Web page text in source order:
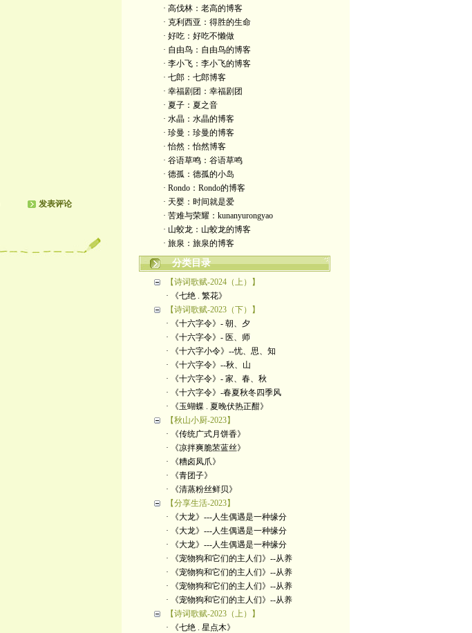
发表评论
· 高伐林：老高的博客
· 克利西亚：得胜的生命
· 好吃：好吃不懒做
· 自由鸟：自由鸟的博客
· 李小飞：李小飞的博客
· 七郎：七郎博客
· 幸福剧团：幸福剧团
· 夏子：夏之音
· 水晶：水晶的博客
· 珍曼：珍曼的博客
· 怡然：怡然博客
· 谷语草鸣：谷语草鸣
· 德孤：德孤的小岛
· Rondo：Rondo的博客
· 天婴：时间就是爱
· 苦难与荣耀：kunanyurongyao
· 山蛟龙：山蛟龙的博客
· 旅泉：旅泉的博客
分类目录
【诗词歌赋-2024（上）】
· 《七绝 . 繁花》
【诗词歌赋-2023（下）】
· 《十六字令》- 朝、夕
· 《十六字令》- 医、师
· 《十六字小令》--忧、思、知
· 《十六字令》--秋、山
· 《十六字令》- 家、春、秋
· 《十六字令》-春夏秋冬四季风
· 《玉蝴蝶 . 夏晚伏热正酣》
【秋山小厨-2023】
· 《传统广式月饼香》
· 《凉拌爽脆苤蓝丝》
· 《糟卤凤爪》
· 《青团子》
· 《清蒸粉丝鲜贝》
【分享生活-2023】
· 《大龙》---人生偶遇是一种缘分
· 《大龙》---人生偶遇是一种缘分
· 《大龙》---人生偶遇是一种缘分
· 《宠物狗和它们的主人们》--从养
· 《宠物狗和它们的主人们》--从养
· 《宠物狗和它们的主人们》--从养
· 《宠物狗和它们的主人们》--从养
【诗词歌赋-2023（上）】
· 《七绝 . 星点木》